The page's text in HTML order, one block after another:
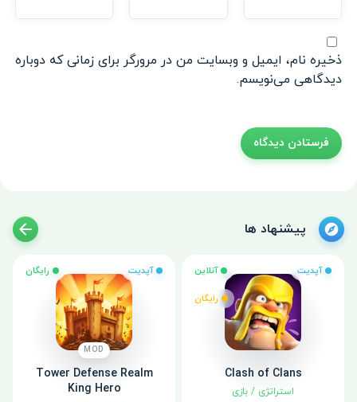
ذخیره نام، ایمیل و وبسایت من در مرورگر برای زمانی که دوباره
دیدگاهی می‌نویسم.
پیشنهاد ها
آپدیت آنلاین
رایگان
Clash of Clans
استراتژی / بازی
آپدیت رایگان
MOD
Tower Defense Realm
King Hero